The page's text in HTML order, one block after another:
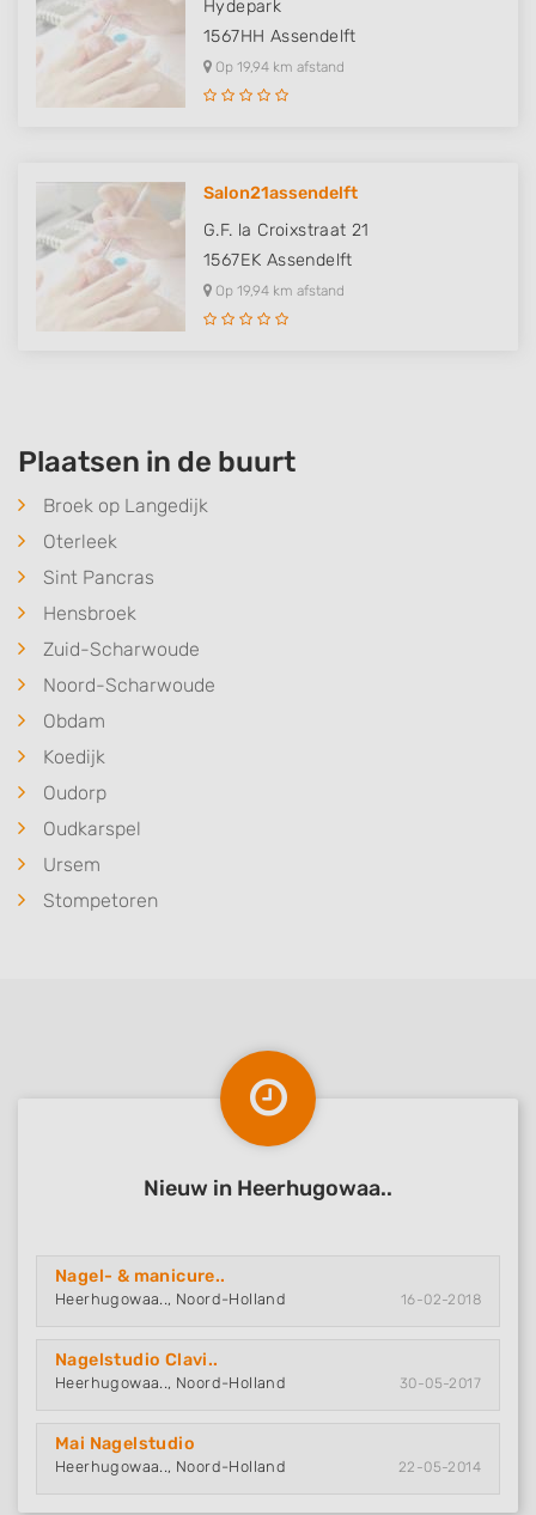
Hydepark
1567HH Assendelft
Op 19,94 km afstand
Salon21assendelft
G.F. la Croixstraat 21
1567EK Assendelft
Op 19,94 km afstand
Plaatsen in de buurt
Broek op Langedijk
Oterleek
Sint Pancras
Hensbroek
Zuid-Scharwoude
Noord-Scharwoude
Obdam
Koedijk
Oudorp
Oudkarspel
Ursem
Stompetoren
Nieuw in Heerhugowaa..
Nagel- & manicure..
Heerhugowaa.., Noord-Holland 16-02-2018
Nagelstudio Clavi..
Heerhugowaa.., Noord-Holland 30-05-2017
Mai Nagelstudio
Heerhugowaa.., Noord-Holland 22-05-2014